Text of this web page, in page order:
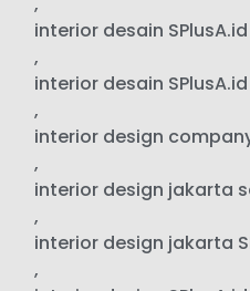
interior desain SPlusA.id
,
interior desain
,
interior design
,
interior design jakarta
,
interior design jakarta
,